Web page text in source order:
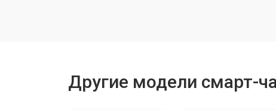
Другие модели смарт-